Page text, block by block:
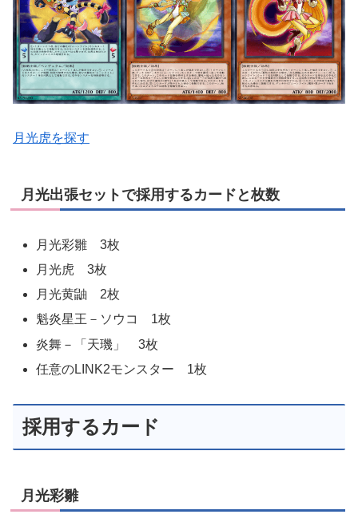
月光虎を探す
月光出張セットで採用するカードと枚数
月光彩雛 3枚
月光虎 3枚
月光黄鼬 2枚
魁炎星王－ソウコ 1枚
炎舞－「天璣」 3枚
任意のLINK2モンスター 1枚
採用するカード
月光彩雛